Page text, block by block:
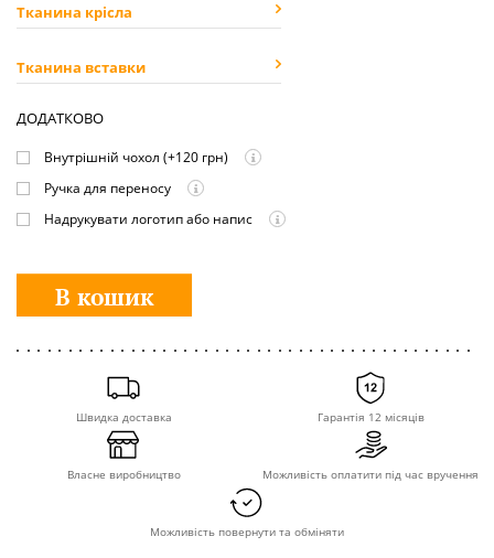
Тканина крісла
Тканина вставки
ДОДАТКОВО
Внутрішній чохол (+120 грн)
Ручка для переносу
Надрукувати логотип або напис
В кошик
Швидка доставка Гарантія 12 місяців
Власне виробництво Можливість оплатити під час вручення
Можливість повернути та обміняти